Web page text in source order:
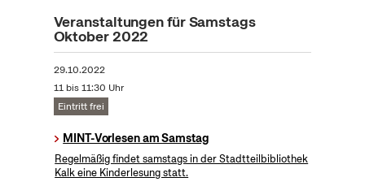
Veranstaltungen für Samstags
Oktober 2022
29.10.2022
11 bis 11:30 Uhr
Eintritt frei
MINT-Vorlesen am Samstag
Regelmäßig findet samstags in der Stadtteilbibliothek
Kalk eine Kinderlesung statt.